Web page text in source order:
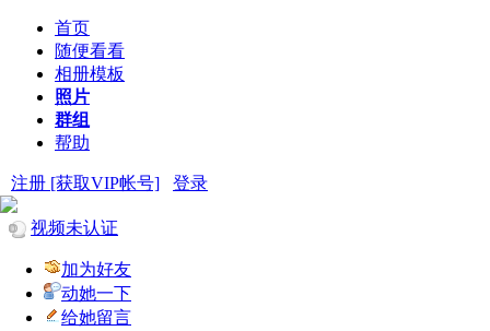
首页
随便看看
相册模板
照片
群组
帮助
注册 [获取VIP帐号] 登录
视频未认证
加为好友
动她一下
给她留言